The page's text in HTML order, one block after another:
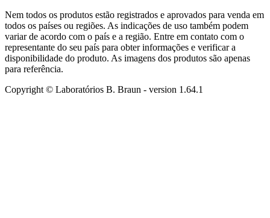
Nem todos os produtos estão registrados e aprovados para venda em
todos os países ou regiões. As indicações de uso também podem
variar de acordo com o país e a região. Entre em contato com o
representante do seu país para obter informações e verificar a
disponibilidade do produto. As imagens dos produtos são apenas
para referência.
Copyright © Laboratórios B. Braun - version 1.64.1